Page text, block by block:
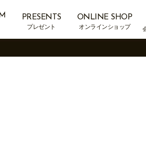
PRESENTS
プレゼント
ONLINE SHOP
オンラインショップ